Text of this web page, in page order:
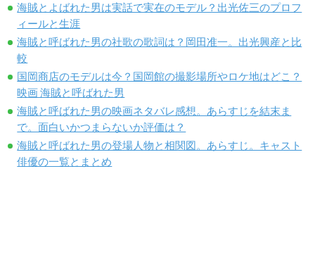
海賊とよばれた男は実話で実在のモデル？出光佐三のプロフ
ィールと生涯
海賊と呼ばれた男の社歌の歌詞は？岡田准一。出光興産と比
較
国岡商店のモデルは今？国岡館の撮影場所やロケ地はどこ？
映画 海賊と呼ばれた男
海賊と呼ばれた男の映画ネタバレ感想。あらすじを結末ま
で。面白いかつまらないか評価は？
海賊と呼ばれた男の登場人物と相関図。あらすじ。キャスト
俳優の一覧とまとめ